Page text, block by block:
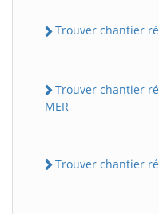
Trouver chantier
Trouver chantier
MER
Trouver chantier